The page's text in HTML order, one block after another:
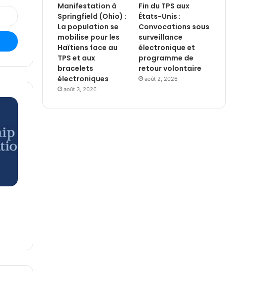
Manifestation à
Springfield (Ohio) :
La population se
mobilise pour les
Haïtiens face au
TPS et aux
bracelets
électroniques
août 3, 2026
Fin du TPS aux
États-Unis :
Convocations sous
surveillance
électronique et
programme de
retour volontaire
août 2, 2026